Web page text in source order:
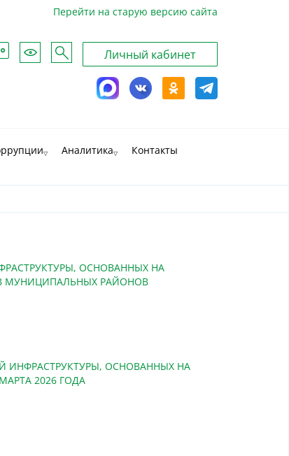
Для
слабовидящих
Поиск
Личный кабинет
Telegram
Одноклассники
ВКонтакте
MAX
Перейти на старую версию сайта
Аналитика Контакты
ОСНОВАННЫХ НА
МУНИЦИПАЛЬНЫХ РАЙОНОВ
ИНФРАСТРУКТУРЫ, ОСНОВАННЫХ НА
2026 ГОДА